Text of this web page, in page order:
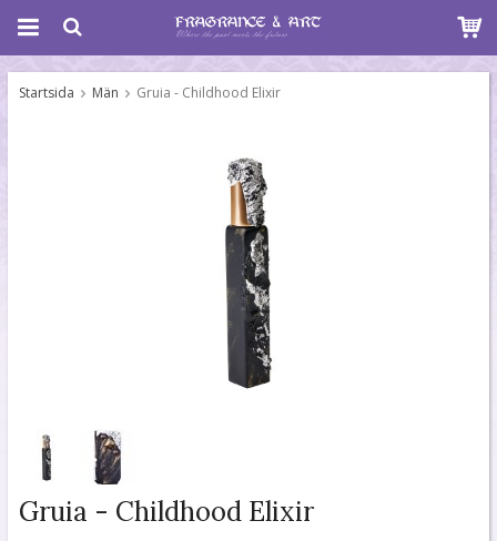
Startsida Män Gruia - Childhood Elixir
Gruia - Childhood Elixir